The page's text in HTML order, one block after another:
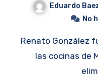
Eduardo
No
Renato González fue el primero en abandonar
las cocinas de